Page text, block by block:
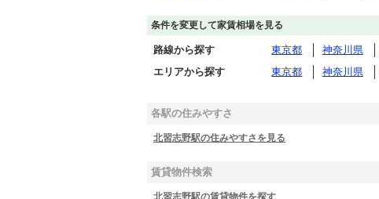
条件を変更して家賃相場を見る
路線から探す 東京都 神奈川県
エリアから探す
東京都 神奈川県
各駅の住みやすさ
北習志野駅の住みやすさを見る
賃貸物件検索
北習志野駅の賃貸物件を探す